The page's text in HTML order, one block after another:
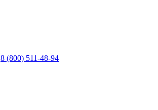
8 (800) 511-48-94